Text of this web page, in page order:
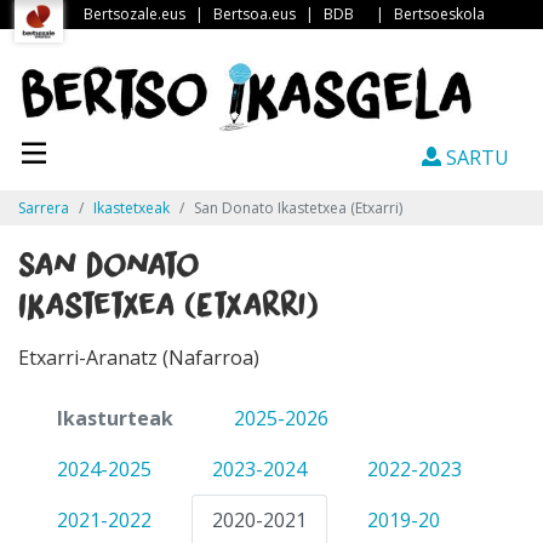
Bertsozale.eus | Bertsoa.eus | BDB | Bertsoeskola
SARTU
Sarrera Ikastetxeak San Donato Ikastetxea (Etxarri)
San Donato
Ikastetxea (Etxarri)
Etxarri-Aranatz (Nafarroa)
Ikasturteak
2025-2026
2024-2025
2023-2024
2022-2023
2021-2022
2020-2021
2019-20